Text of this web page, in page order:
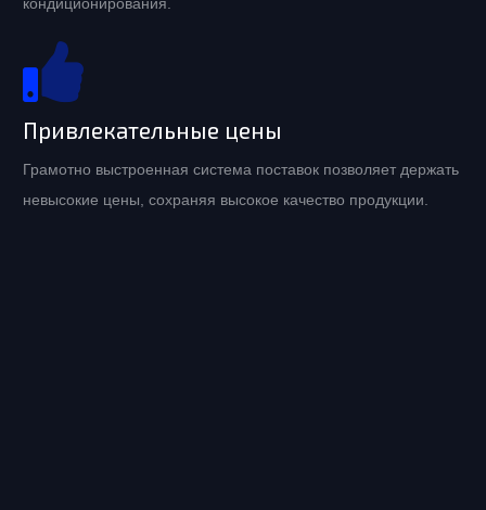
Привлекательные цены
Грамотно выстроенная система поставок позволяет держать
невысокие цены, сохраняя высокое качество продукции.